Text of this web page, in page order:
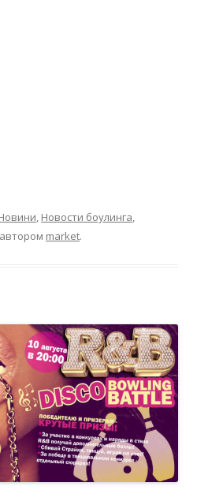
, Новости боулинга,
автором market.